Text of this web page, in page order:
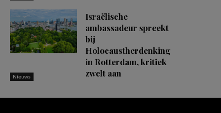
Nieuws
Israëlische
ambassadeur spreekt
bij
Holocaustherdenking
in Rotterdam, kritiek
zwelt aan